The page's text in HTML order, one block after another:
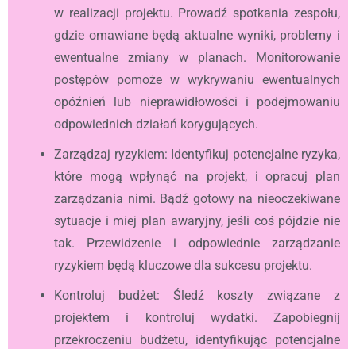
w realizacji projektu. Prowadź spotkania zespołu,
gdzie omawiane będą aktualne wyniki, problemy i
ewentualne zmiany w planach. Monitorowanie
postępów pomoże w wykrywaniu ewentualnych
opóźnień lub nieprawidłowości i podejmowaniu
odpowiednich działań korygujących.
Zarządzaj ryzykiem: Identyfikuj potencjalne ryzyka,
które mogą wpłynąć na projekt, i opracuj plan
zarządzania nimi. Bądź gotowy na nieoczekiwane
sytuacje i miej plan awaryjny, jeśli coś pójdzie nie
tak. Przewidzenie i odpowiednie zarządzanie
ryzykiem będą kluczowe dla sukcesu projektu.
Kontroluj budżet: Śledź koszty związane z
projektem i kontroluj wydatki. Zapobiegnij
przekroczeniu budżetu, identyfikując potencjalne